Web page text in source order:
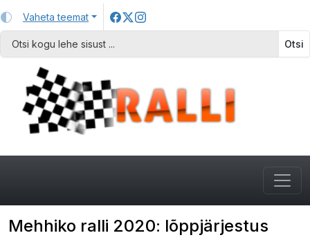
Vaheta teemat
Otsi
Mehhiko ralli 2020: lõppjärjestus